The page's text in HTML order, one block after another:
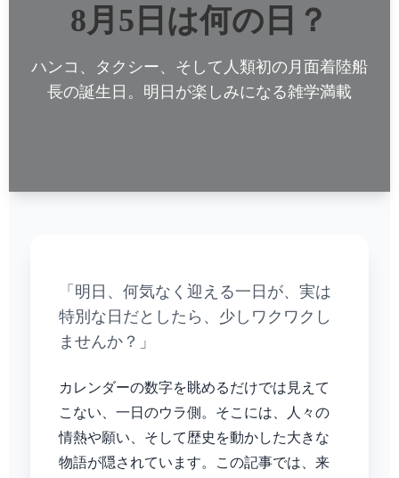
8月5日は何の日？
ハンコ、タクシー、そして人類初の月面着陸船
長の誕生日。明日が楽しみになる雑学満載
「明日、何気なく迎える一日が、実は
特別な日だとしたら、少しワクワクし
ませんか？」
カレンダーの数字を眺めるだけでは見えて
こない、一日のウラ側。そこには、人々の
情熱や願い、そして歴史を動かした大きな
物語が隠されています。この記事では、来